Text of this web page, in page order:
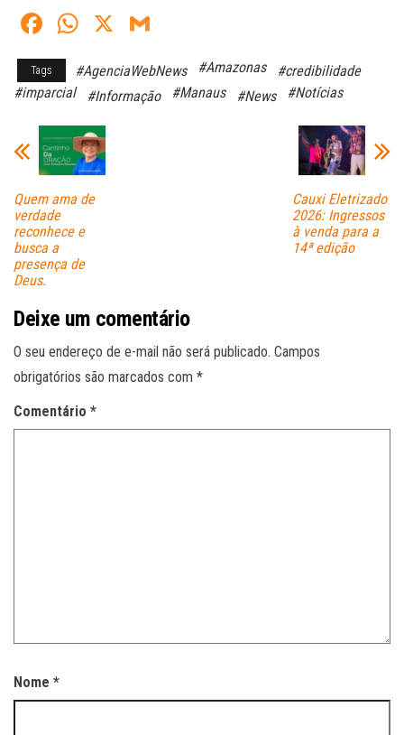
Fa
ce
bo
W
ts
A
pp
X
ail
Tags #AgenciaWebNews #Amazonas
#credibilidade
#imparcial
#Informação #Manaus #News #Notícias
Quem ama de
verdade
reconhece e
busca a
presença de
Deus.
Cauxi Eletrizado
2026: Ingressos
à venda para a
14ª edição
Deixe um comentário
O seu endereço de e-mail não será publicado. Campos
obrigatórios são marcados com *
Comentário *
Nome *